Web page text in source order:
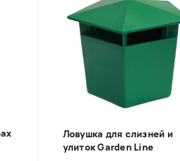
Ловушка для слизней и
улиток Garden Line